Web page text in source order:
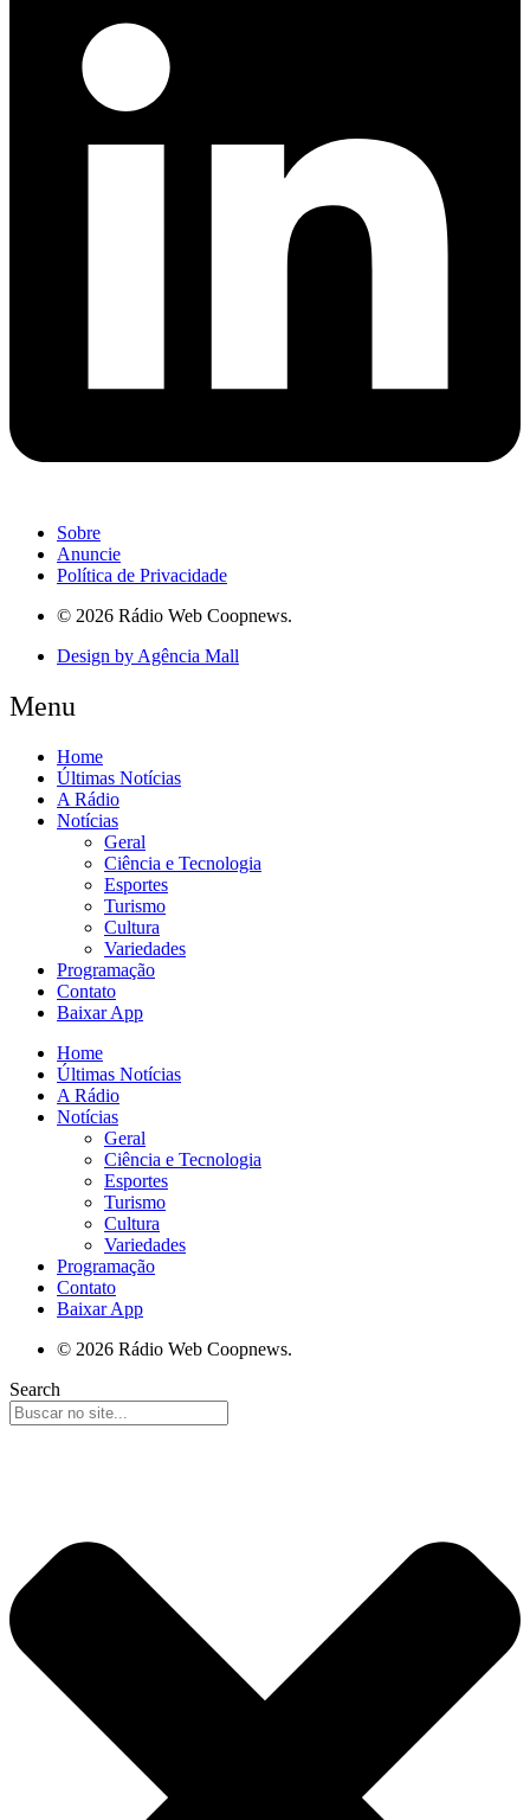
Sobre
Anuncie
Política de Privacidade
© 2026 Rádio Web Coopnews.
Design by Agência Mall
Menu
Home
Últimas Notícias
A Rádio
Notícias
Geral
Ciência e Tecnologia
Esportes
Turismo
Cultura
Variedades
Programação
Contato
Baixar App
Home
Últimas Notícias
A Rádio
Notícias
Geral
Ciência e Tecnologia
Esportes
Turismo
Cultura
Variedades
Programação
Contato
Baixar App
© 2026 Rádio Web Coopnews.
Search